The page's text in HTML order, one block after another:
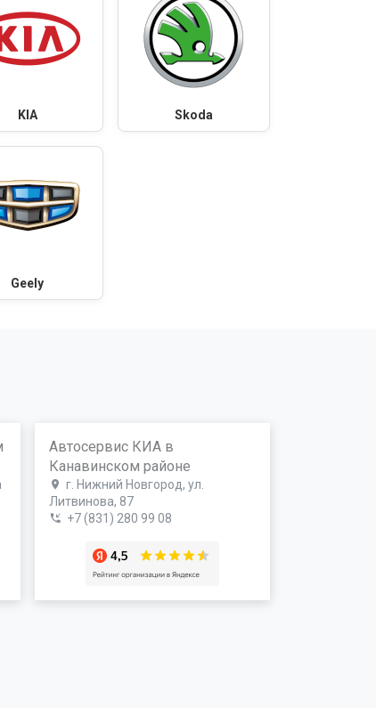
KIA Skoda
Geely
Автосервис КИА в
Канавинском районе
г. Нижний Новгород, ул.
Литвинова, 87
+7 (831) 280 99 08